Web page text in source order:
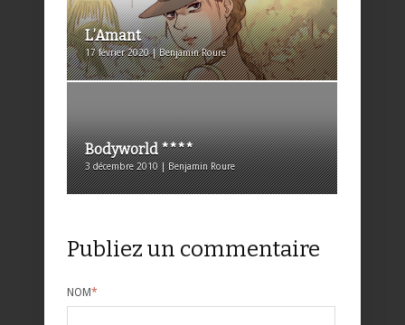
L’Amant
17 février 2020 | Benjamin Roure
Bodyworld ****
3 décembre 2010 | Benjamin Roure
Publiez un commentaire
NOM*